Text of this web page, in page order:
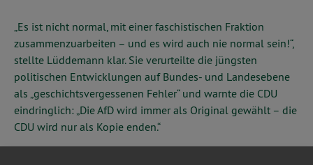
„Es ist nicht normal, mit einer faschistischen Fraktion
zusammenzuarbeiten – und es wird auch nie normal sein!“,
stellte Lüddemann klar. Sie verurteilte die jüngsten
politischen Entwicklungen auf Bundes- und Landesebene
als „geschichtsvergessenen Fehler“ und warnte die CDU
eindringlich: „Die AfD wird immer als Original gewählt – die
CDU wird nur als Kopie enden.“